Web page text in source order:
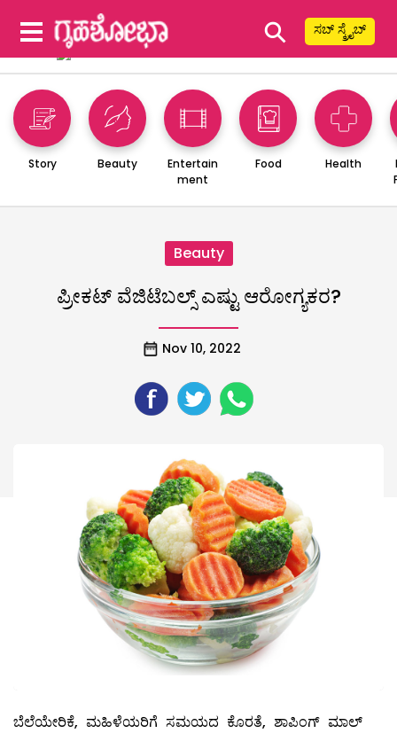
⚲ ಸಬ್ ಸ್ಕ್ರೈಬ್
Story Beauty
Entertain
ment
Food Health
Beauty
ಪ್ರೀಕಟ್ ವೆಜಿಟೆಬಲ್ಸ್ ಎಷ್ಟು ಆರೋಗ್ಯಕರ?
Nov 10, 2022
ಬೆಲೆಯೇರಿಕೆ, ಮಹಿಳೆಯರಿಗೆ ಸಮಯದ ಕೊರತೆ, ಶಾಪಿಂಗ್‌ ಮಾಲ್